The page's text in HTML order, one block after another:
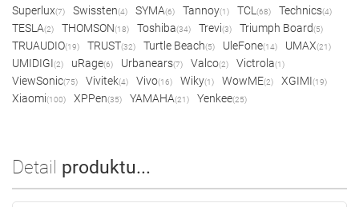
Superlux(7) Swissten(4) SYMA(6) Tannoy(1) TCL (68) Technics(4)
TESLA(2) THOMSON(18) Toshiba(34) Trevi(3) Triumph Board(5)
TRUAUDIO(19) TRUST(32) Turtle Beach(5) UleFone(14) UMAX(21)
UMIDIGI(2) uRage(6) Urbanears(7) Valco(2) Victrola(1)
ViewSonic(75) Vivitek(4) Vivo(16) Wiky(1) WowME(2) XGIMI(19)
Xiaomi(100) XPPen(35) YAMAHA(21) Yenkee(25)
Detail produktu...